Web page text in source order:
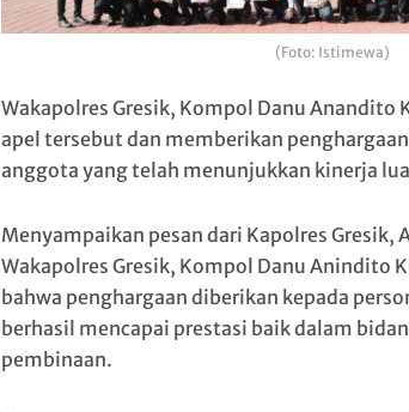
(Foto: Istimewa)
Wakapolres Gresik, Kompol Danu
apel tersebut dan memberikan
anggota yang telah menunjukkan kinerja
Menyampaikan pesan dari Kapolres Gresik,
Wakapolres Gresik, Kompol Danu Anindito
bahwa penghargaan diberikan kepada
berhasil mencapai prestasi baik dalam
pembinaan.